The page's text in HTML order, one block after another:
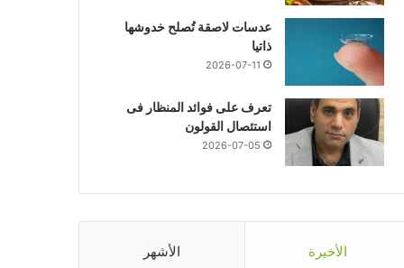
عدسات لاصقة تُصلح خدوشها
ذاتيا
2026-07-11
تعرف على فوائد المنظار فى
استئصال القولون
2026-07-05
الأخيرة الأشهر